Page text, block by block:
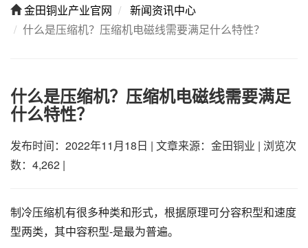
金田铜业产业官网
新闻资讯中心
什么是压缩机？压缩机电磁线需要满足什么特性？
什么是压缩机？压缩机电磁线需要满足
什么特性？
发布时间：2022年11月18日 | 文章来源：金田铜业 | 浏览次
数：4,262 |
制冷压缩机有很多种类和形式，根据原理可分容积型和速度
型两类，其中容积型-是最为普遍。